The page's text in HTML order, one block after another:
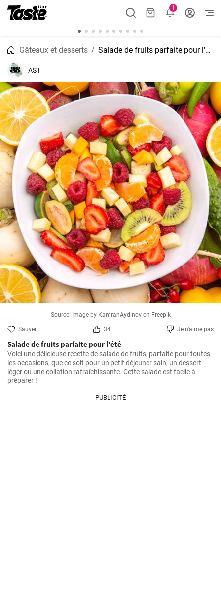
1
Gâteaux et desserts Salade de fruits parfaite pour l'été
AST
Source: Image by KamranAydinov on Freepik
Sauver 34 Je n'aime pas
Salade de fruits parfaite pour l'été
Voici une délicieuse recette de salade de fruits, parfaite pour toutes
les occasions, que ce soit pour un petit déjeuner sain, un dessert
léger ou une collation rafraîchissante. Cette salade est facile à
préparer !
PUBLICITÉ